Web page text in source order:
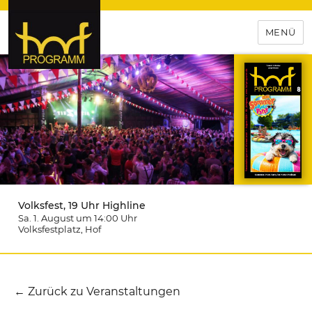
hof-programm – das
Veranstaltungsportal für
Hochfranken
MENÜ
Volksfest, 19 Uhr Highline
Sa. 1. August um 14:00 Uhr
Volksfestplatz , Hof
← Zurück zu Veranstaltungen